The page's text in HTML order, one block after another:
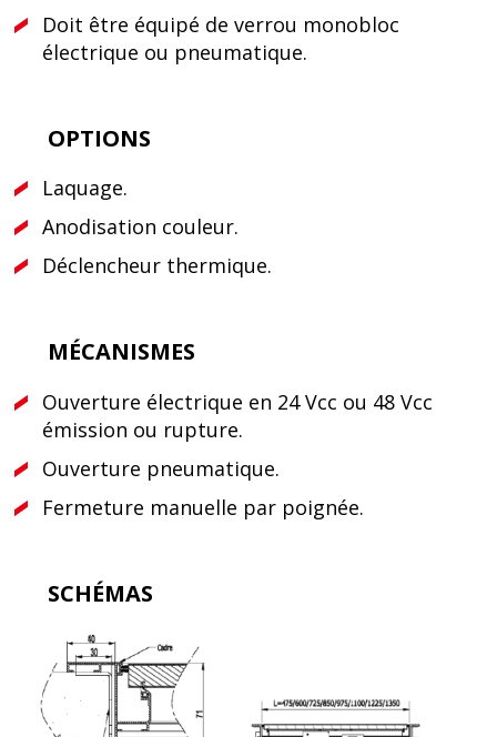
Doit être équipé de verrou monobloc
électrique ou pneumatique.
OPTIONS
Laquage.
Anodisation couleur.
Déclencheur thermique.
MÉCANISMES
Ouverture électrique en 24 Vcc ou 48 Vcc
émission ou rupture.
Ouverture pneumatique.
Fermeture manuelle par poignée.
SCHÉMAS